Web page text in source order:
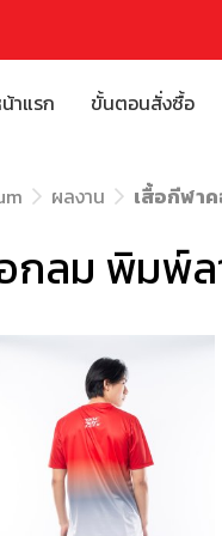
าแรก ขั้นตอนสั่งซื้อ
ผลงาน เสื้อกีฬา
กลม พิมพ์